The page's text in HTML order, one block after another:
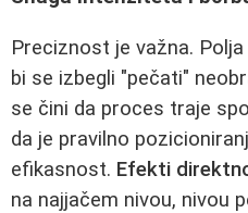
Preciznost je važna.
bi se izbegli "pečati"
se čini da proces traje
da je pravilno
efikasnost. Efekti
na najjačem nivou, nivou